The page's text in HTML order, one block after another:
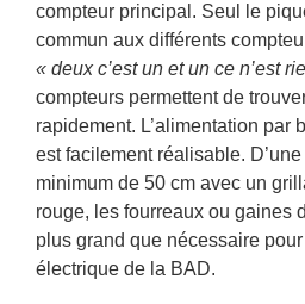
compteur principal. Seul le
commun aux différents
« deux c’est un et un ce n’est
compteurs permettent de
rapidement. L’alimentation par
est facilement réalisable.
minimum de 50 cm avec un
rouge, les fourreaux ou gaines
plus grand que nécessaire
électrique de la BAD.